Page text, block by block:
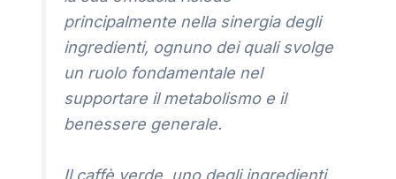
principalmente nella sinergia degli
ingredienti, ognuno dei quali svolge
un ruolo fondamentale nel
supportare il metabolismo e il
benessere generale.
Il caffè verde, uno degli ingredienti